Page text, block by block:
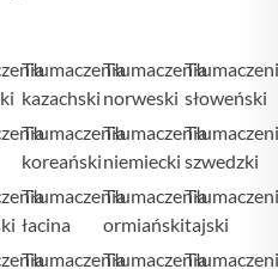
Tłumaczenia
kazachski
Tłumaczenia
koreański
Tłumaczenia
łacina
Tłumaczenia
Tłumaczenia
norweski
Tłumaczenia
niemiecki
Tłumaczenia
ormiański
Tłumaczenia
słoweński
szwedzki
tajski